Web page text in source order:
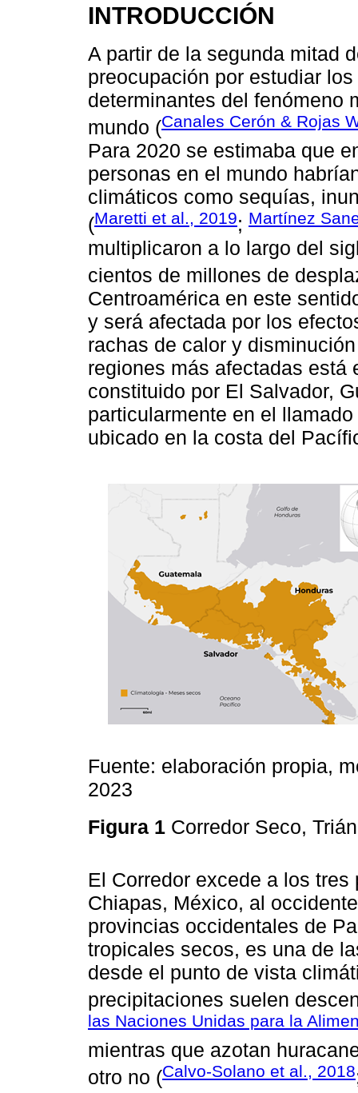
INTRODUCCIÓN
A partir de la segunda mitad
preocupación por estudiar
determinantes del fenómeno
mundo (Canales Cerón & Rojas
Para 2020 se estimaba que
personas en el mundo
climáticos como sequías,
(Maretti et al., 2019; Martínez
multiplicaron a lo largo del
cientos de millones de
Centroamérica en este
y será afectada por los
rachas de calor y
regiones más afectadas está
constituido por El Salvador,
particularmente en el
ubicado en la costa del
Fuente: elaboración propia,
2023
Figura 1 Corredor Seco,
El Corredor excede a los
Chiapas, México, al
provincias occidentales de
tropicales secos, es una de
desde el punto de vista
precipitaciones suelen
las Naciones Unidas para la
mientras que azotan
otro no (Calvo-Solano et al., 2018